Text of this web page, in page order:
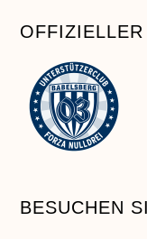
OFFIZIELLER
BESUCHEN